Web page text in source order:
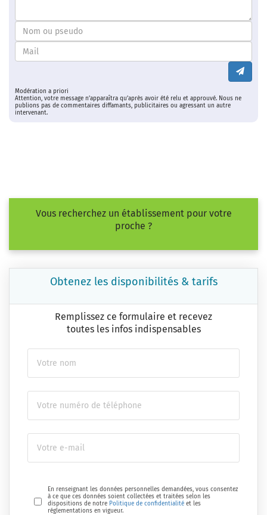
Modération a priori
Attention, votre message n’apparaîtra qu’après avoir été relu et approuvé. Nous ne
publions pas de commentaires diffamants, publicitaires ou agressant un autre
intervenant.
Vous recherchez un établissement pour votre
proche ?
Obtenez les disponibilités & tarifs
Remplissez ce formulaire et recevez
toutes les infos indispensables
En renseignant les données personnelles demandées, vous consentez
à ce que ces données soient collectées et traitées selon les
dispositions de notre Politique de confidentialité et les
réglementations en vigueur.